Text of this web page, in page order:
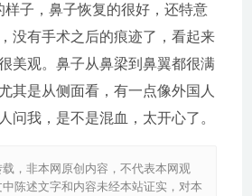
样子，鼻子恢复的很好，还特意
没有手术之后的痕迹了，看起来
美观。鼻子从鼻梁到鼻翼都很满
其是从侧面看，有一点像外国人
问我，是不是混血，太开心了。
，非本网原创内容，不代表本网观
陈述文字和内容未经本站证实，对本